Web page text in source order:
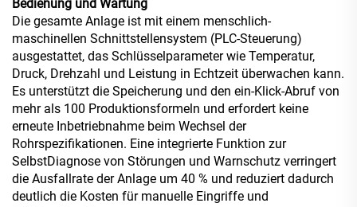
Bedienung und Wartung
Die gesamte Anlage ist mit einem menschlich-
maschinellen Schnittstellensystem (PLC-Steuerung)
ausgestattet, das Schlüsselparameter wie Temperatur,
Druck, Drehzahl und Leistung in Echtzeit überwachen kann.
Es unterstützt die Speicherung und den ein-Klick-Abruf von
mehr als 100 Produktionsformeln und erfordert keine
erneute Inbetriebnahme beim Wechsel der
Rohrspezifikationen. Eine integrierte Funktion zur
SelbstDiagnose von Störungen und Warnschutz verringert
die Ausfallrate der Anlage um 40 % und reduziert dadurch
deutlich die Kosten für manuelle Eingriffe und